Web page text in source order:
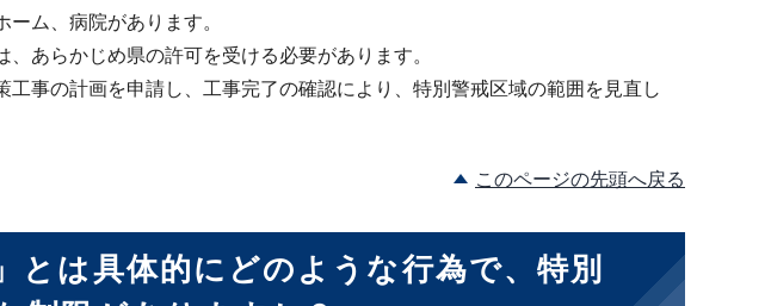
ム、病院があります。
あらかじめ県の許可を受ける必要があります。
事の計画を申請し、工事完了の確認により、特別警戒区域の範囲を見直し
このページの先頭へ戻る
とは具体的にどのような行為で、特別